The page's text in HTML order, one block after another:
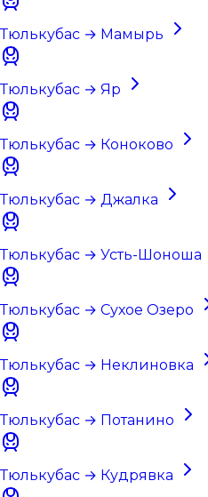
Тюлькубас → Мамырь
Тюлькубас → Яр
Тюлькубас → Коноково
Тюлькубас → Джалка
Тюлькубас → Усть-Шоноша
Тюлькубас → Сухое Озеро
Тюлькубас → Неклиновка
Тюлькубас → Потанино
Тюлькубас → Кудрявка